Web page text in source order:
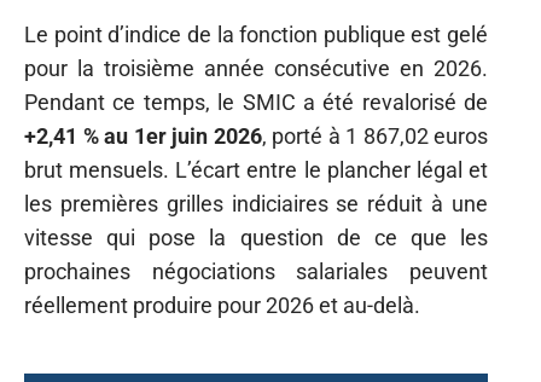
Le point d’indice de la fonction publique est gelé
pour la troisième année consécutive en 2026.
Pendant ce temps, le SMIC a été revalorisé de
+2,41 % au 1er juin 2026, porté à 1 867,02 euros
brut mensuels. L’écart entre le plancher légal et
les premières grilles indiciaires se réduit à une
vitesse qui pose la question de ce que les
prochaines négociations salariales peuvent
réellement produire pour 2026 et au-delà.